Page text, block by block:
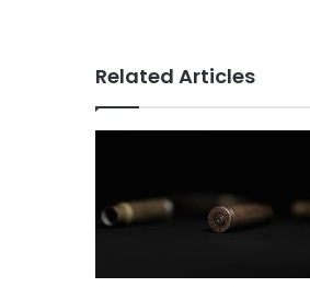
Related Articles